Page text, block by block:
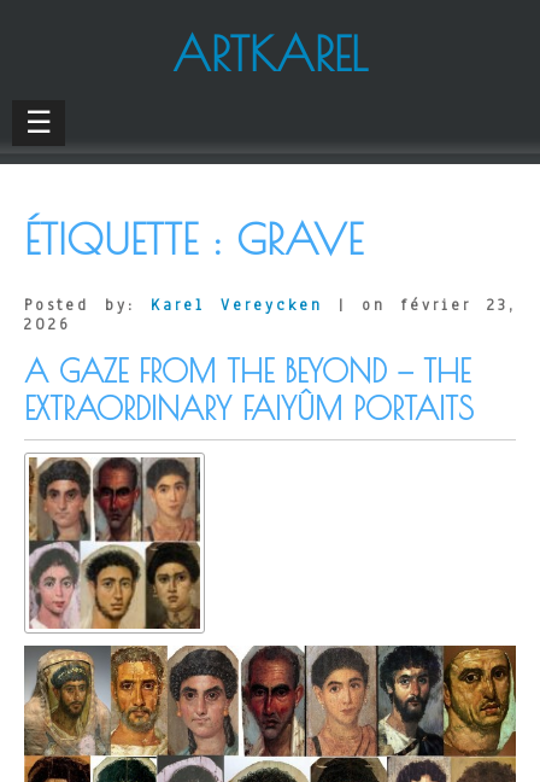
ARTKAREL
☰
ÉTIQUETTE : GRAVE
Posted by: Karel Vereycken
| on février 23,
2026
A GAZE FROM THE BEYOND — THE
EXTRAORDINARY FAIYÛM PORTAITS